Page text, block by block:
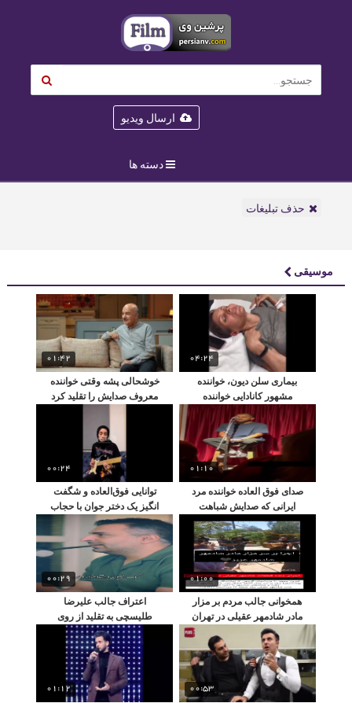
ارسال ویدیو
دسته ها
حذف تبلیغات
موسیقی
04:24
بیماری سلن دیون، خواننده
مشهور کانادایی خواننده
معروف تایتانیک چیست؟
01:42
خوشحالی پشه وقتی خواننده
معروف صدایش را تقلید کرد
01:10
صدای فوق العاده خواننده مرد
ایرانی که صدایش شباهت
بسیار زیادی به خانمها دارد
00:24
توانایی فوق‌العاده و شگفت
انگیز یک دختر جوان با حجاب
کامل در گیتار نوازی
01:00
همخوانی جالب مردم بر مزار
مادر شادمهر عقیلی در تهران
00:29
اعتراف جالب علیرضا
طلیسچی به تقلید از روی
دست انریکه ایگلسیاس
00:53
01:12